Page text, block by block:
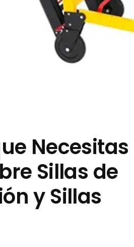
Necesitas
Sillas de
y Sillas